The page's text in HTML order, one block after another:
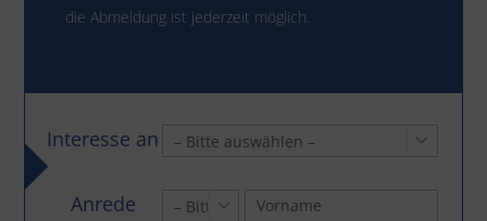
die Abmeldung ist jederzeit möglich.
Interesse an 
Anrede 